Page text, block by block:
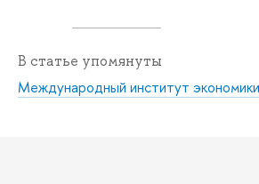
В статье упомянуты
Международный институт